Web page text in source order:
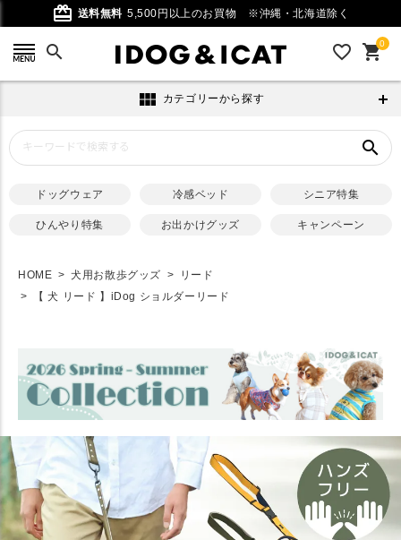
card_giftcard 送料無料 5,500円以上のお買物 ※沖縄・北海道除く
search favorite_outline 0
shopping_cart
view_module カテゴリーから探す
search
ドッグウェア 冷感ベッド シニア特集
ひんやり特集 お出かけグッズ キャンペーン
HOME 犬用お散歩グッズ
リード
【 犬 リード 】iDog ショルダーリード